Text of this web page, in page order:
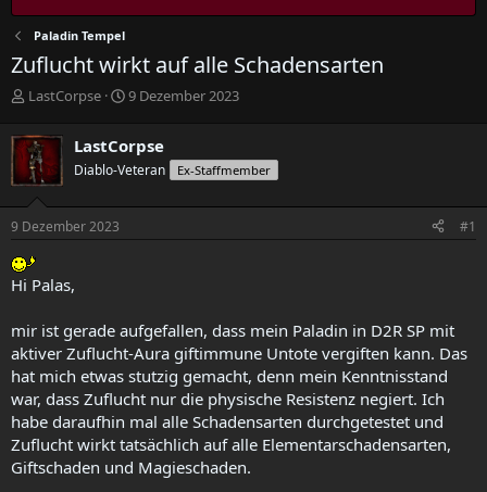
Paladin Tempel
Zuflucht wirkt auf alle Schadensarten
E
s
t
e
l
l
e
LastCorpse
E
t
e
l
9 Dezember 2023
LastCorpse
Diablo-Veteran Ex-Staffmember
9 Dezember 2023 #1
Hi Palas,
mir ist gerade aufgefallen, dass mein Paladin in D2R SP mit
aktiver Zuflucht-Aura giftimmune Untote vergiften kann. Das
hat mich etwas stutzig gemacht, denn mein Kenntnisstand
war, dass Zuflucht nur die physische Resistenz negiert. Ich
habe daraufhin mal alle Schadensarten durchgetestet und
Zuflucht wirkt tatsächlich auf alle Elementarschadensarten,
Giftschaden und Magieschaden.